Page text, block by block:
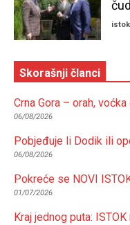
istok
Skorašnji članci
Crna Gora – orah,
06/08/2026
Pobjeđuje li Dodik ili
06/08/2026
Pokreće se NOVI
01/07/2026
Kraj jednog puta: